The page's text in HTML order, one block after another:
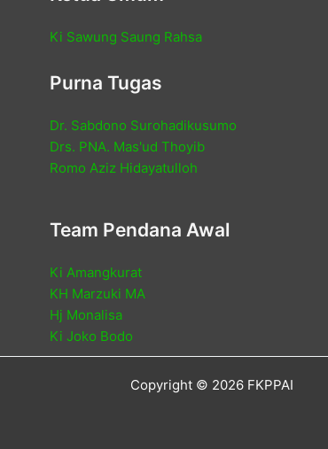
Ki Sawung Saung Rahsa
Purna Tugas
Dr. Sabdono Surohadikusumo
Drs. PNA. Mas'ud Thoyib
Romo Aziz Hidayatulloh
Team Pendana Awal
Ki Amangkurat
KH Marzuki MA
Hj Monalisa
Ki Joko Bodo
Copyright © 2026 FKPPAI